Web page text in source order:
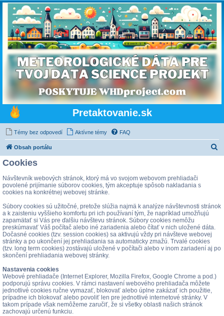
Pretaktovanie.sk
Témy bez odpovedí Aktívne témy FAQ
Obsah portálu
ť
Cookies
Návštevník webových stránok, ktorý má vo svojom webovom prehliadači
povolené prijímanie súborov cookies, tým akceptuje spôsob nakladania s
cookies na konkrétnej webovej stránke.
Súbory cookies sú užitočné, pretože slúžia najmä k analýze návštevnosti stránok
a k zaisteniu vyššieho komfortu pri ich používaní tým, že napríklad umožňujú
zapamätať si Vás pre ďalšiu návštevu stránok. Súbory cookies nemôžu
preskúmavať Váš počítač alebo iné zariadenia alebo čítať v nich uložené dáta.
Dočasné cookies (tzv. session cookies) sa aktivujú vždy pri návšteve webovej
stránky a po ukončení jej prehliadania sa automaticky zmažú. Trvalé cookies
(tzv. long term cookies) zostávajú uložené v počítači alebo v inom zariadení aj po
skončení prehliadania webovej stránky.
Nastavenia cookies
Webové prehliadače (Internet Explorer, Mozilla Firefox, Google Chrome a pod.)
podporujú správu cookies. V rámci nastavení webového prehliadača môžete
jednotlivé cookies ručne vymazať, blokovať alebo úplne zakázať ich použitie,
prípadne ich blokovať alebo povoliť len pre jednotlivé internetové stránky. V
takom prípade však nemôžeme zaručiť, že si všetky oblasti našich stránok
zachovajú určenú funkciu.